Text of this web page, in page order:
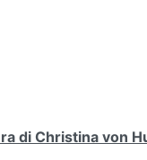
di Christina von